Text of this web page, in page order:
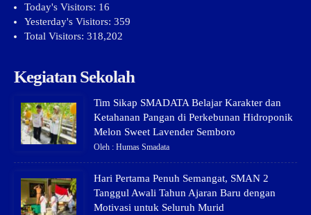
Today's Visitors: 16
Yesterday's Visitors: 359
Total Visitors: 318,202
Kegiatan Sekolah
Tim Sikap SMADATA Belajar Karakter dan
Ketahanan Pangan di Perkebunan Hidroponik
Melon Sweet Lavender Semboro
Oleh : Humas Smadata
Hari Pertama Penuh Semangat, SMAN 2
Tanggul Awali Tahun Ajaran Baru dengan
Motivasi untuk Seluruh Murid